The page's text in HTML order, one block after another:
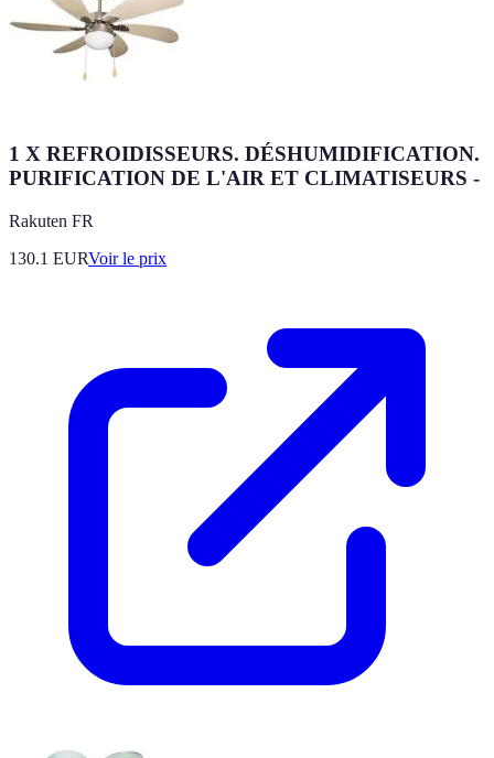
1 X REFROIDISSEURS. DÉSHUMIDIFICATION.
PURIFICATION DE L'AIR ET CLIMATISEURS -
Rakuten FR
130.1 EURVoir le prix